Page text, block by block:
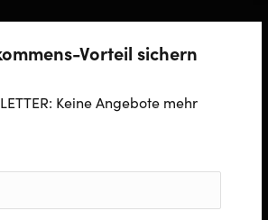
Vorteil sichern
Keine Angebote mehr